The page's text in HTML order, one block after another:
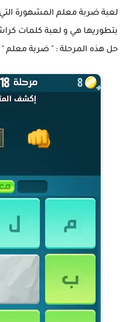
لعبة ضربة معلم المشهورة
بتطوريها هي و لعبة كلمات
حل هذه المرحلة : " ضربة معلم "